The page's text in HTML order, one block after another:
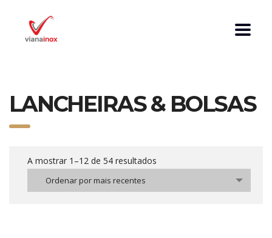
LANCHEIRAS & BOLSAS
A mostrar 1–12 de 54 resultados
Ordenar por mais recentes